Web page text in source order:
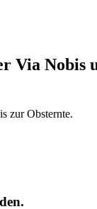
Via Nobis
zur Obsternte.